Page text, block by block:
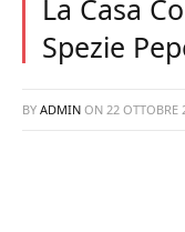
La Casa
Spezie
BY ADMIN ON 22 OTTOBRE